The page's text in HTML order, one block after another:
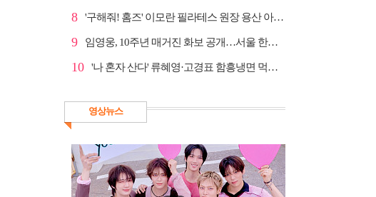
8 '구해줘! 홈즈' 이모란 필라테스 원장 용산 아파트 방...
9 임영웅, 10주년 매거진 화보 공개…서울 한복판 대형 현...
10 '나 혼자 산다' 류혜영·고경표 함흥냉면 먹방→남산 산책
영상뉴스